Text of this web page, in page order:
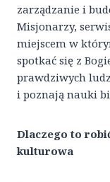
zarządzanie i
Misjonarzy,
miejscem w
spotkać się z
prawdziwych
i poznają nauki
Dlaczego to
kulturowa